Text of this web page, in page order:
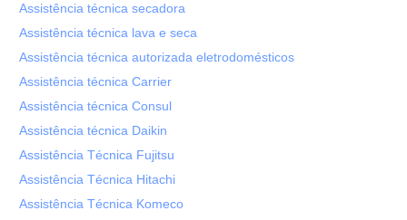
Assistência técnica secadora
Assistência técnica lava e seca
Assistência técnica autorizada eletrodomésticos
Assistência técnica Carrier
Assistência técnica Consul
Assistência técnica Daikin
Assistência Técnica Fujitsu
Assistência Técnica Hitachi
Assistência Técnica Komeco